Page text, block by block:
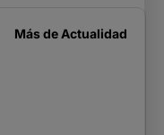
Más de Actualidad